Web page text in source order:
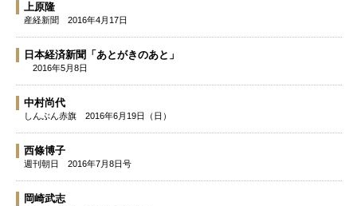
上原隆
産経新聞 2016年4月17日
日本経済新聞「あとがきのあと」
2016年5月8日
中村尚代
しんぶん赤旗 2016年6月19日（日）
西條博子
週刊朝日 2016年7月8日号
岡崎武志